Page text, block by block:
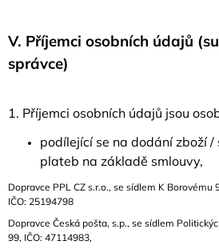
V. Příjemci osobních údajů
správce)
1. Příjemci osobních údajů jsou
podílející se na dodání zboží /
plateb na základě smlouvy,
Dopravce PPL CZ s.r.o., se sídlem K Borovému
IČO: 25194798
Dopravce Česká pošta, s.p., se sídlem
99, IČO: 47114983,